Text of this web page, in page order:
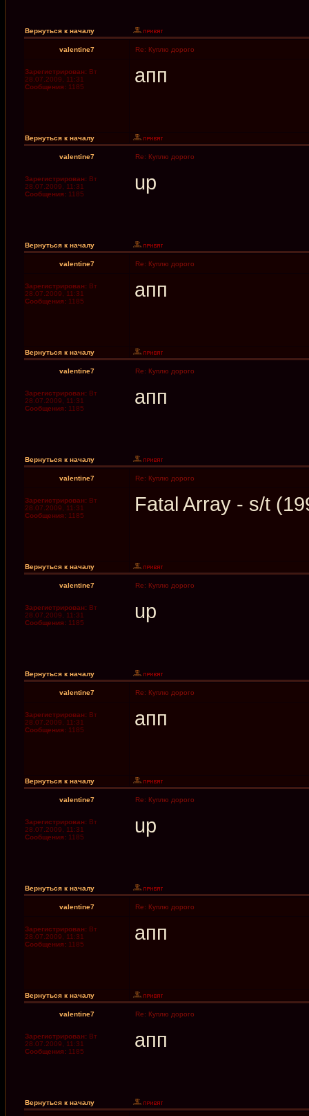
Вернуться к началу
valentine7 Re: Куплю дорого
Зарегистрирован: Вт
28.07.2009, 11:31
Сообщения: 1185
апп
Вернуться к началу
valentine7 Re: Куплю дорого
Зарегистрирован: Вт
28.07.2009, 11:31
Сообщения: 1185
up
Вернуться к началу
valentine7 Re: Куплю дорого
Зарегистрирован: Вт
28.07.2009, 11:31
Сообщения: 1185
апп
Вернуться к началу
valentine7 Re: Куплю дорого
Зарегистрирован: Вт
28.07.2009, 11:31
Сообщения: 1185
апп
Вернуться к началу
valentine7 Re: Куплю дорого
Зарегистрирован: Вт
28.07.2009, 11:31
Сообщения: 1185
Fatal Array - s/t
Вернуться к началу
valentine7 Re: Куплю дорого
Зарегистрирован: Вт
28.07.2009, 11:31
Сообщения: 1185
up
Вернуться к началу
valentine7 Re: Куплю дорого
Зарегистрирован: Вт
28.07.2009, 11:31
Сообщения: 1185
апп
Вернуться к началу
valentine7 Re: Куплю дорого
Зарегистрирован: Вт
28.07.2009, 11:31
Сообщения: 1185
up
Вернуться к началу
valentine7 Re: Куплю дорого
Зарегистрирован: Вт
28.07.2009, 11:31
Сообщения: 1185
апп
Вернуться к началу
valentine7 Re: Куплю дорого
Зарегистрирован: Вт
28.07.2009, 11:31
Сообщения: 1185
апп
Вернуться к началу